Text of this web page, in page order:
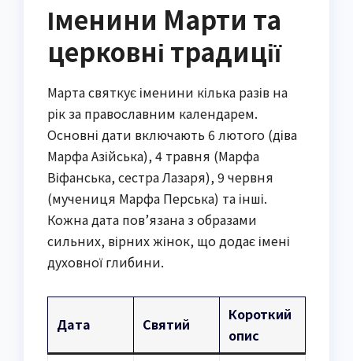
Іменини Марти та
церковні традиції
Марта святкує іменини кілька разів на
рік за православним календарем.
Основні дати включають 6 лютого (діва
Марфа Азійська), 4 травня (Марфа
Віфанська, сестра Лазаря), 9 червня
(мучениця Марфа Перська) та інші.
Кожна дата пов’язана з образами
сильних, вірних жінок, що додає імені
духовної глибини.
Дата Святий
Короткий
опис